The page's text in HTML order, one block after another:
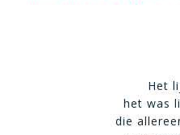
Het
het was
die